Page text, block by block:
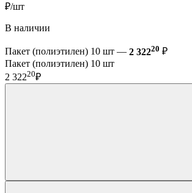
₽/шт
В наличии
Пакет (полиэтилен) 10 шт — 2 32220 ₽
Пакет (полиэтилен) 10 шт
2 32220₽